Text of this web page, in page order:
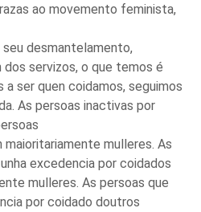
ao movemento feminista,
desmantelamento,
dos servizos, o que temos é
a ser quen coidamos, seguimos
As persoas inactivas por
mulleres. As
excedencia por coidados
mulleres. As persoas que
por coidado doutros